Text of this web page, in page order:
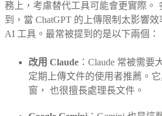
務上，考慮替代工具可能會更實際。
到，當 ChatGPT 的上傳限制太影響
AI 工具。最常被提到的是以下兩個：
改用 Claude ：Claude 常被需
定期上傳文件的使用者推薦。
窗， 也很擅長處理長文件。